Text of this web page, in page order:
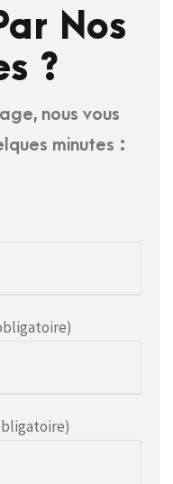
Nos
?
nous vous
minutes :